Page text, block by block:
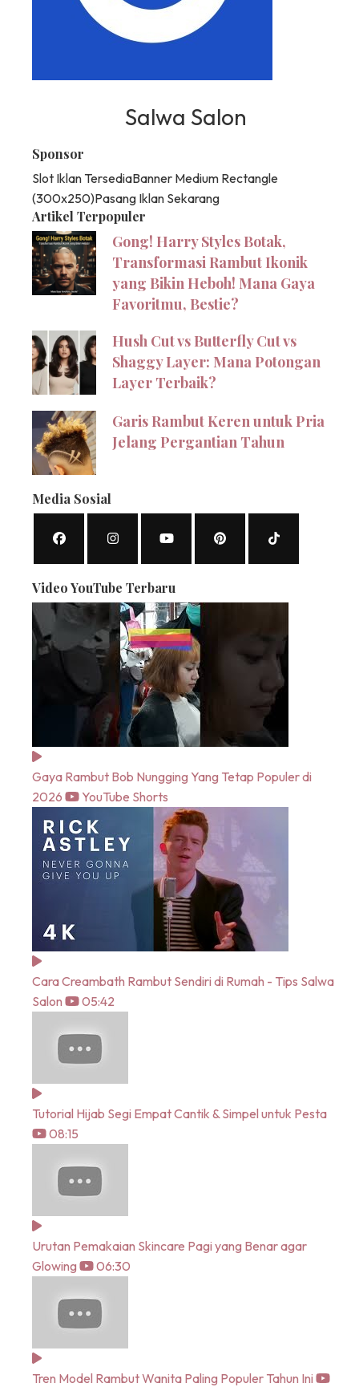
Salwa Salon
Sponsor
Slot Iklan TersediaBanner Medium Rectangle
(300x250)Pasang Iklan Sekarang
Artikel Terpopuler
Gong! Harry Styles Botak,
Transformasi Rambut Ikonik
yang Bikin Heboh! Mana Gaya
Favoritmu, Bestie?
Hush Cut vs Butterfly Cut vs
Shaggy Layer: Mana Potongan
Layer Terbaik?
Garis Rambut Keren untuk Pria
Jelang Pergantian Tahun
Media Sosial
Video YouTube Terbaru
Gaya Rambut Bob Nungging Yang Tetap Populer di
2026
YouTube Shorts
Cara Creambath Rambut Sendiri di Rumah - Tips Salwa
Salon
05:42
Tutorial Hijab Segi Empat Cantik & Simpel untuk Pesta
08:15
Urutan Pemakaian Skincare Pagi yang Benar agar
Glowing
06:30
Tren Model Rambut Wanita Paling Populer Tahun Ini